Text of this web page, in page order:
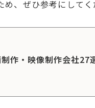
、ぜひ参考にしてく
作・映像制作会社27